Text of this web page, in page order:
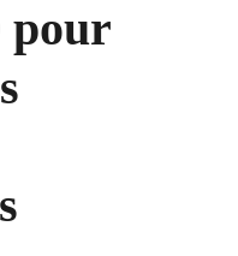
pour